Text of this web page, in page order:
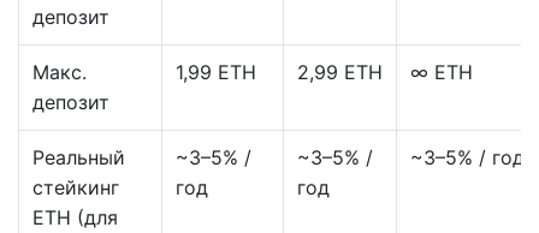
депозит
Макс.
депозит
1,99 ETH 2,99 ETH ∞ ETH
Реальный
стейкинг
ETH (для
~3–5% /
год
~3–5% /
год
~3–5% / год